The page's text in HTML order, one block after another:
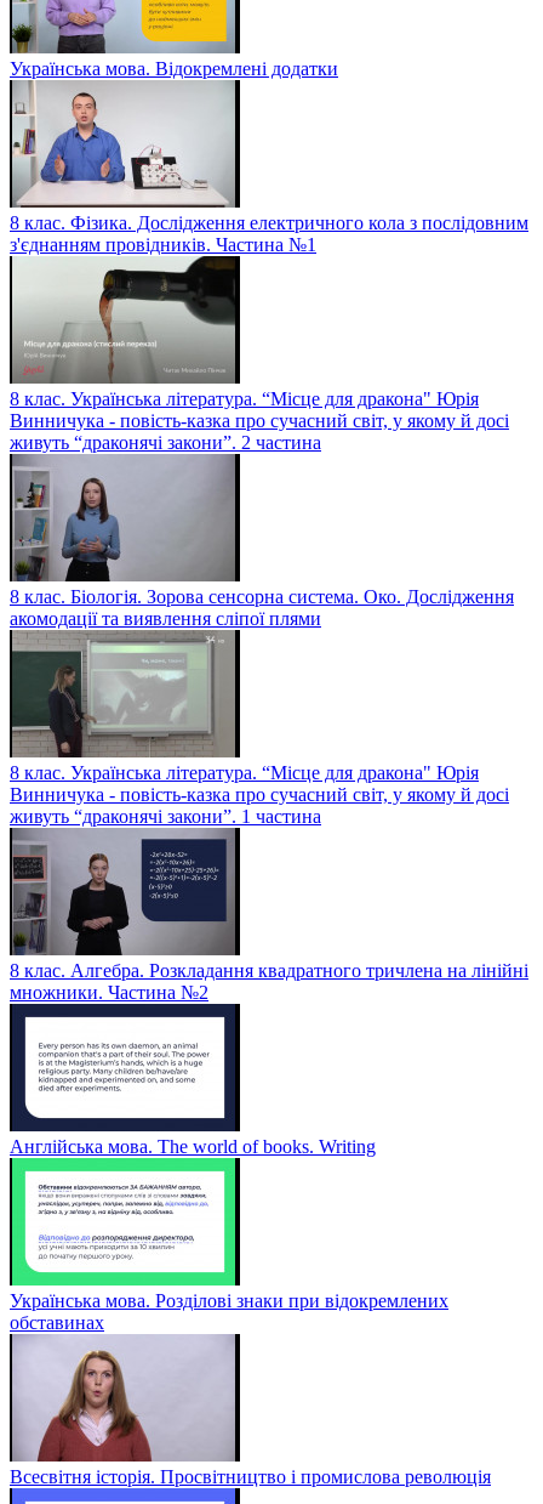
Українська мова. Відокремлені додатки
8 клас. Фізика. Дослідження електричного кола з послідовним
з'єднанням провідників. Частина №1
8 клас. Українська література. “Місце для дракона" Юрія
Винничука - повість-казка про сучасний світ, у якому й досі
живуть “драконячі закони”. 2 частина
8 клас. Біологія. Зорова сенсорна система. Око. Дослідження
акомодації та виявлення сліпої плями
8 клас. Українська література. “Місце для дракона" Юрія
Винничука - повість-казка про сучасний світ, у якому й досі
живуть “драконячі закони”. 1 частина
8 клас. Алгебра. Розкладання квадратного тричлена на лінійні
множники. Частина №2
Англійська мова. The world of books. Writing
Українська мова. Розділові знаки при відокремлених
обставинах
Всесвітня історія. Просвітництво і промислова революція